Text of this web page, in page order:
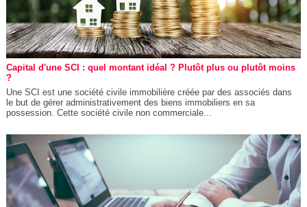
Capital d'une SCI : quel montant idéal ? Plutôt plus ou plutôt moins
?
Une SCI est une société civile immobilière créée par des associés dans
le but de gérer administrativement des biens immobiliers en sa
possession. Cette société civile non commerciale...